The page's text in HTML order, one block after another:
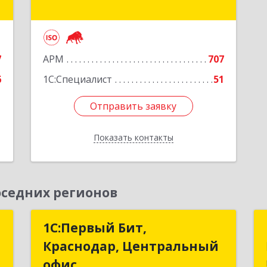
АРМ
707
1С:Специалист
51
Отправить заявку
Показать контакты
Отправить заявку
Назад
регионов
1С:Первый Бит,
Краснодар, Центральный
1С:Первый Бит,
Краснодар, Центральный